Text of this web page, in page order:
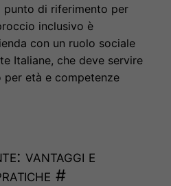
punto di riferimento per
inclusivo è
con un ruolo sociale
Italiane, che deve servire
età e competenze
vantaggi e
#